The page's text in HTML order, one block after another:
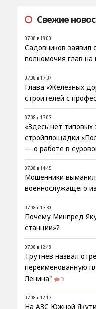
Свежие
07.08 в 18:00
Садовников заявил
полномочия глав на
07.08 в 17:37
Глава «Железных
строителей с
07.08 в 17:03
«Здесь нет типовых
стройплощадки
— о работе в
07.08 в 14:45
Мошенники
военнослужащего
07.08 в 13:30
Почему Минпред
станции»?
07.08 в 12:48
Трутнев назвал
переименованную
Ленина"
3
07.08 в 12:17